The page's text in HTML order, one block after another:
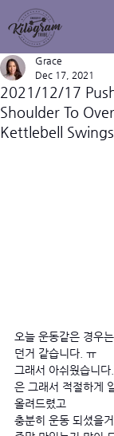
2021/12/17
Shoulder To
Kettlebell Swings
Grace
Dec 17, 2021
오늘 운동같은 경우
던거 같습니다. ㅠ
그래서 아쉬웠습니
은 그래서 적절하게
올려드렸고
충분히 운동 되셨을